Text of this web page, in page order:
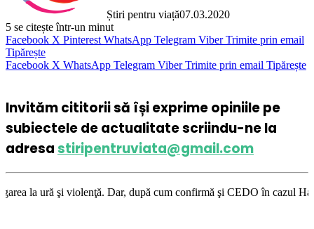
Știri pentru viață07.03.2020
5 se citește într-un minut
Facebook X Pinterest WhatsApp Telegram Viber Trimite prin email
Tipărește
Facebook X WhatsApp Telegram Viber Trimite prin email Tipărește
Invităm cititorii să își exprime opiniile pe
subiectele de actualitate scriindu-ne la
adresastiripentruviata@gmail.com
Dar, după cum confirmă şi CEDO în cazul Handyside vs. UK